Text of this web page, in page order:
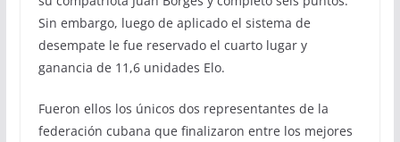
Sin embargo, luego de aplicado el sistema de
desempate le fue reservado el cuarto lugar y
ganancia de 11,6 unidades Elo.
Fueron ellos los únicos dos representantes de la
federación cubana que finalizaron entre los mejores